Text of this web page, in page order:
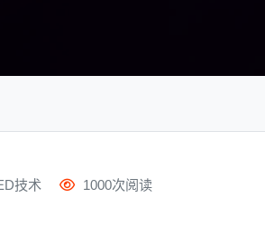
技术 1000次阅读